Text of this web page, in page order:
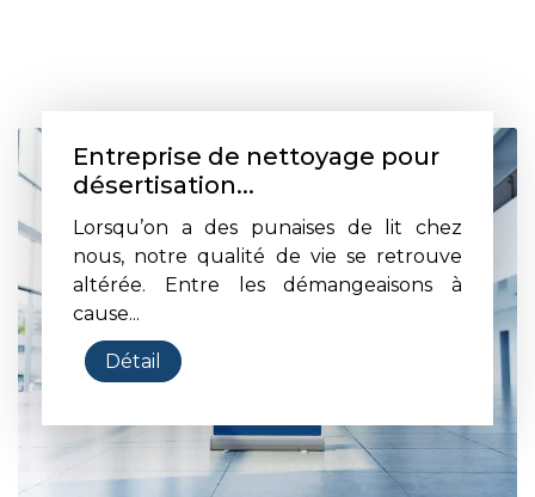
Entreprise de nettoyage pour
désertisation...
Lorsqu’on a des punaises de lit chez
nous, notre qualité de vie se retrouve
altérée. Entre les démangeaisons à
cause...
Détail